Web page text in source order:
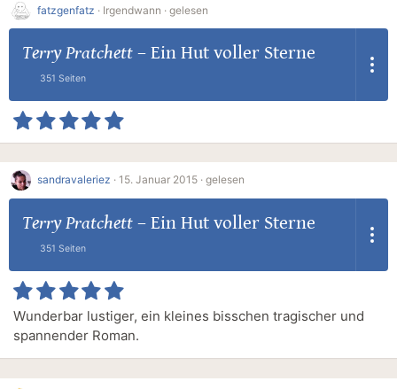
fatzgenfatz · Irgendwann · gelesen
Terry Pratchett– Ein Hut voller Sterne
351 Seiten
sandravaleriez · 15. Januar 2015 · gelesen
Terry Pratchett– Ein Hut voller Sterne
351 Seiten
Wunderbar lustiger, ein kleines bisschen tragischer und
spannender Roman.